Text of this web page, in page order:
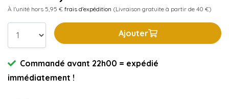
À l'unité hors 5,95 € frais d'expédition (Livraison gratuite à partir de 40 €)
Ajouter
Commandé avant 22h00 = expédié
immédiatement !